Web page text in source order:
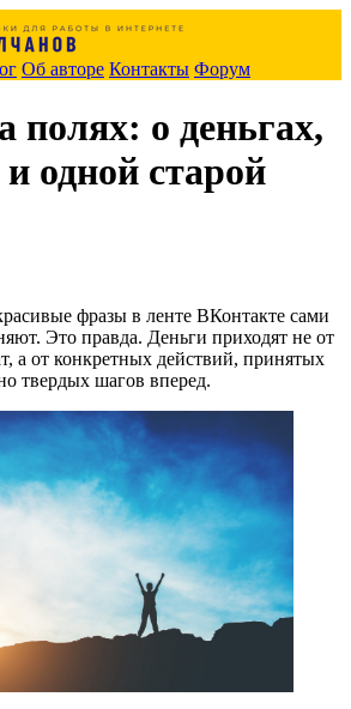
Об авторе Контакты Форум
полях: о деньгах,
одной старой
фразы в ленте ВКонтакте сами
Это правда. Деньги приходят не от
а от конкретных действий, принятых
твердых шагов вперед.